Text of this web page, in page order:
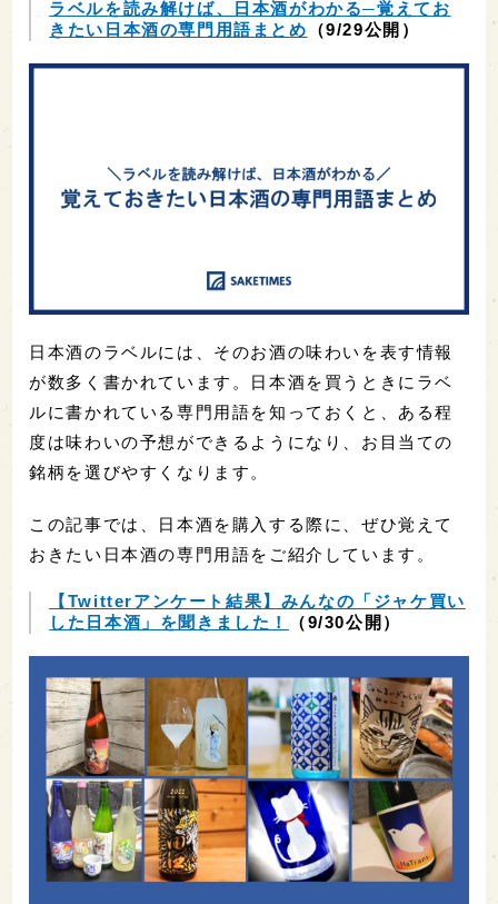
ラベルを読み解けば、日本酒がわかる─覚えてお
きたい日本酒の専門用語まとめ （9/29公開）
日本酒のラベルには、そのお酒の味わいを表す情報
が数多く書かれています。日本酒を買うときにラベ
ルに書かれている専門用語を知っておくと、ある程
度は味わいの予想ができるようになり、お目当ての
銘柄を選びやすくなります。
この記事では、日本酒を購入する際に、ぜひ覚えて
おきたい日本酒の専門用語をご紹介しています。
【Twitterアンケート結果】みんなの「ジャケ買い
した日本酒」を聞きました！
（9/30公開）